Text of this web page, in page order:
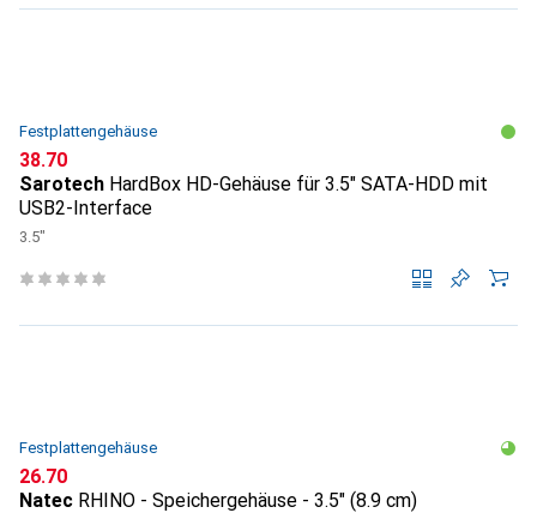
Festplattengehäuse
CHF
38.70
Sarotech HardBox HD-Gehäuse für 3.5" SATA-HDD mit
USB2-Interface
3.5"
Festplattengehäuse
CHF
26.70
Natec RHINO - Speichergehäuse - 3.5" (8.9 cm)